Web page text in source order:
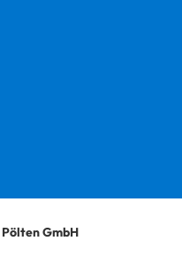
GmbH